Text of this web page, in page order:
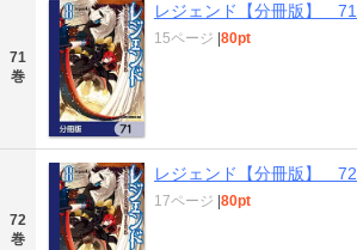
71
巻
レジェンド【分冊版】 71
15ページ 80pt
72
巻
レジェンド【分冊版】 72
17ページ 80pt